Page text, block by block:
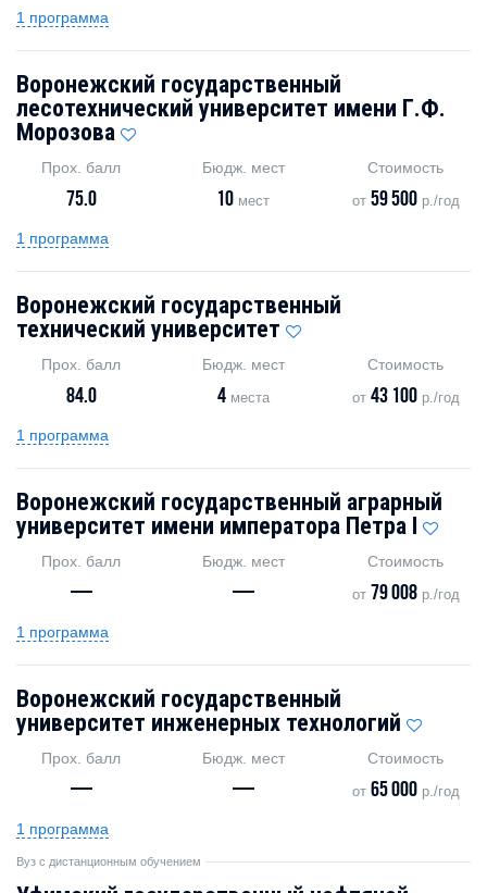
1 программа
Воронежский государственный
лесотехнический университет имени Г.Ф.
Морозова
Прох. балл
75.0
Бюдж. мест
10 мест
Стоимость
от 59 500р./год
1 программа
Воронежский государственный
технический университет
Прох. балл
84.0
Бюдж. мест
4места
Стоимость
от 43 100р./год
1 программа
Воронежский государственный аграрный
университет имени императора Петра I
Прох. балл
—
Бюдж. мест
—
Стоимость
от 79 008р./год
1 программа
Воронежский государственный
университет инженерных технологий
Прох. балл
—
Бюдж. мест
—
Стоимость
от 65 000р./год
1 программа
Вуз с дистанционным обучением